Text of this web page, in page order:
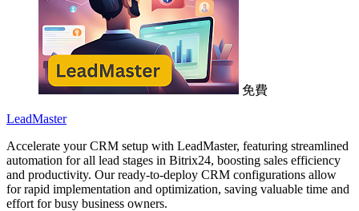
免費
LeadMaster
Accelerate your CRM setup with LeadMaster, featuring streamlined
automation for all lead stages in Bitrix24, boosting sales efficiency
and productivity. Our ready-to-deploy CRM configurations allow
for rapid implementation and optimization, saving valuable time and
effort for busy business owners.